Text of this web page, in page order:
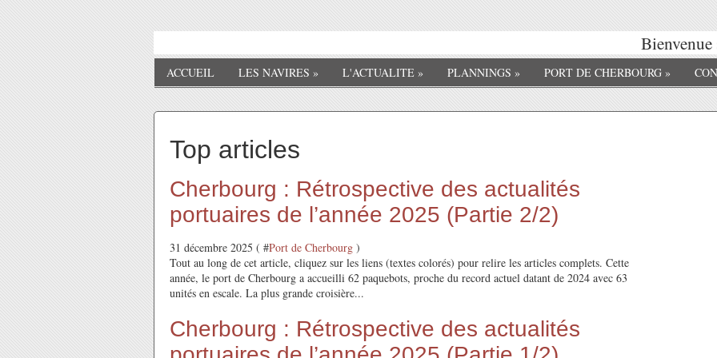
Bienvenue sur
ACCUEIL LES NAVIRES » L'ACTUALITE » PLANNINGS » PORT DE CHERBOURG »
Top articles
Cherbourg : Rétrospective des actualités
portuaires de l’année 2025 (Partie 2/2)
31 décembre 2025 ( #Port de Cherbourg )
Tout au long de cet article, cliquez sur les liens (textes colorés) pour relire les articles complets. Cette
année, le port de Cherbourg a accueilli 62 paquebots, proche du record actuel datant de 2024 avec 63
unités en escale. La plus grande croisière...
Cherbourg : Rétrospective des actualités